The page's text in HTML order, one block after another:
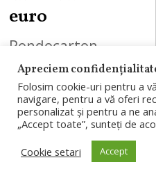
euro
Rondocarton,
companie care
operează o fabrică
la Apahida,
investește 7
milioane de euro
Apreciem
Folosim cookie-uri pentru a
navigare, pentru a vă oferi
personalizat și pentru a ne
„Accept toate”, sunteți de
Cookie setari
Accept